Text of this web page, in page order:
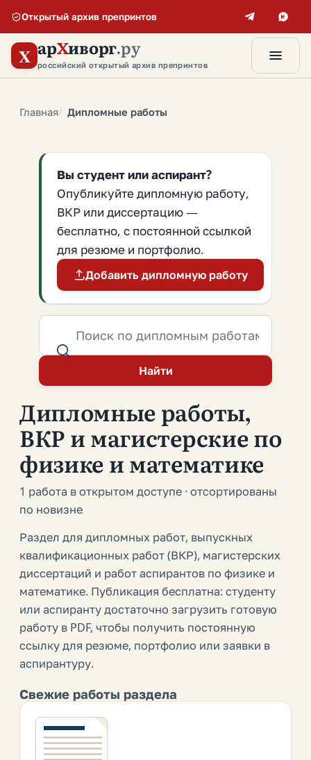
Открытый архив препринтов
X арХиворг.ру
российский открытый архив препринтов
Главная Дипломные работы
Вы студент или аспирант?
Опубликуйте дипломную работу,
ВКР или диссертацию —
бесплатно, с постоянной ссылкой
для резюме и портфолио.
Добавить дипломную работу
Найти
Дипломные работы,
ВКР и магистерские по
физике и математике
1 работа в открытом доступе · отсортированы
по новизне
Раздел для дипломных работ, выпускных
квалификационных работ (ВКР), магистерских
диссертаций и работ аспирантов по физике и
математике. Публикация бесплатна: студенту
или аспиранту достаточно загрузить готовую
работу в PDF, чтобы получить постоянную
ссылку для резюме, портфолио или заявки в
аспирантуру.
Свежие работы раздела